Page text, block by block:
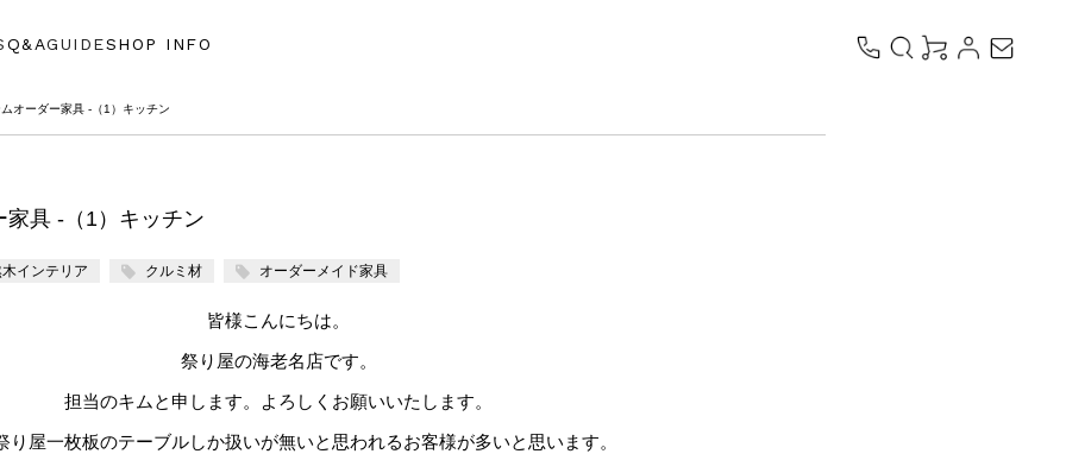
Q&AGUIDESHOP INFO
オーダー家具 -（1）キッチン
具 -（1）キッチン
インテリア クルミ材 オーダーメイド家具
皆様こんにちは。
祭り屋の海老名店です。
担当のキムと申します。よろしくお願いいたします。
り屋一枚板のテーブルしか扱いが無いと思われるお客様が多いと思います。